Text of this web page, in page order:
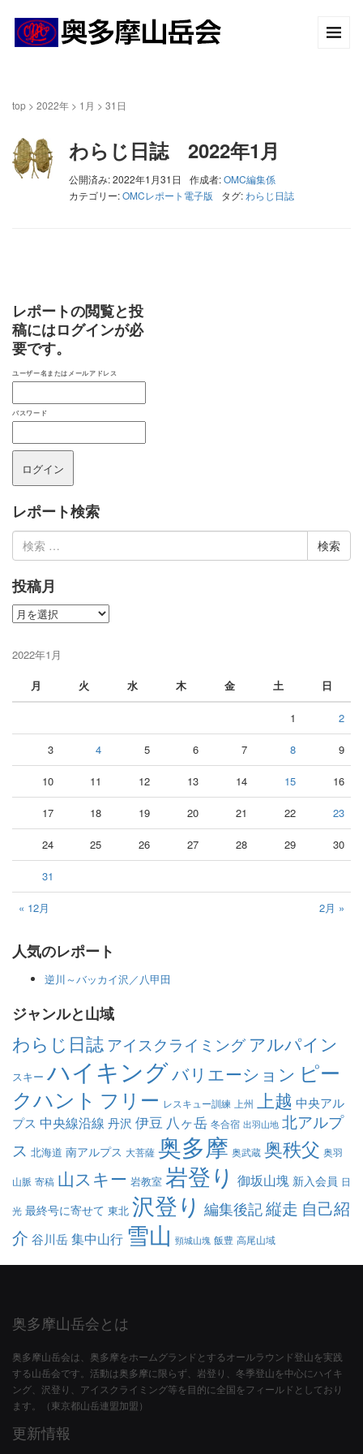
top > 2022年 > 1月 > 31日
わらじ日誌 2022年1月
公開済み: 2022年1月31日 作成者:OMC編集係
カテゴリー:OMCレポート電子版 タグ: わらじ日誌
レポートの閲覧と投
稿にはログインが必
要です。
ユーザー名またはメールアドレス
パスワード
レポート検索
索:
投稿月
投
月
2022年1月
月
火 水 木 金 土 日
« 12月 2月 »
1 2
3 4 5 6 7 8 9
10 11 12 13 14 15 16
17 18 19 20 21 22 23
24 25 26 27 28 29 30
31
人気のレポート
逆川～バッカイ沢／八甲田
ジャンルと山域
わらじ日誌 アイスクライミング アルパイン
スキー ハイキングバリエーション ピー
クハント フリー レスキュー訓練 上州 上越 中央アル
プス 中央線沿線 丹沢 伊豆 八ヶ岳 冬合宿 出羽山地 北アルプ
ス 北海道 南アルプス 大菩薩 奥多摩 奥武蔵 奥秩父 奥羽
山脈 寄稿 山スキー 岩教室 岩登り 御坂山塊 新入会員 日
光 最終号に寄せて 東北 沢登り 編集後記縦走 自己紹
介 谷川岳集中山行 雪山 頸城山塊 飯豊 高尾山域
奥多摩山岳会とは
奥多摩山岳会は、奥多摩をホームグランドとするオールラウンド登山を実践
する山岳会です。活動は奥多摩に限らず、岩登り、冬季登山を中心にハイキ
ング、沢登り、アイスクライミング等を目的に全国をフィールドとしており
ます。（東京都山岳連盟加盟）
更新情報